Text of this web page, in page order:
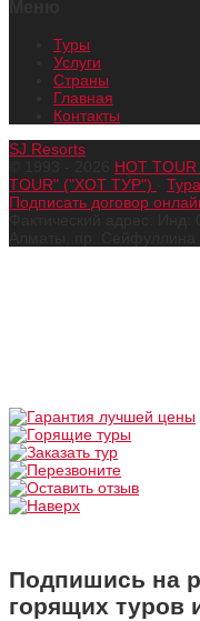
Туры
Услуги
Страны
Главная
Контакты
SJ Resorts
HOT TOUR
TOUR" ("ХОТ ТУР")
Подписать договор
Подпишись на
горящих туров